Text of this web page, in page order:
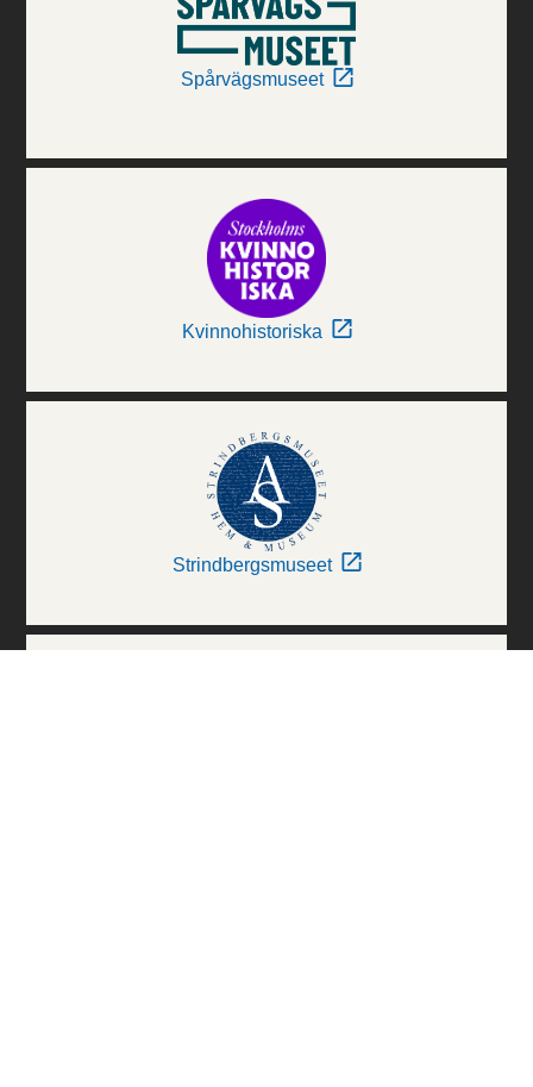
Spårvägsmuseet
Kvinnohistoriska
Strindbergsmuseet